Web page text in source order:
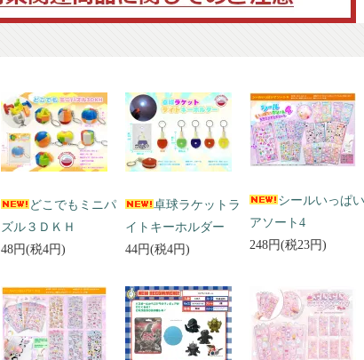
どこでもミニパ
ズル３ＤＫＨ
48円(税4円)
卓球ラケットラ
イトキーホルダー
44円(税4円)
シールいっぱい
アソート4
248円(税23円)